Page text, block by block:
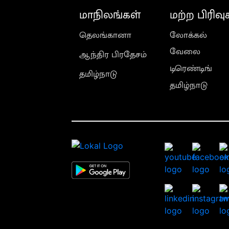
மாநிலங்கள்
தெலங்கானா
ஆந்திர பிரதேசம்
தமிழ்நாடு
மற்ற
லோக்கல்
வேலை
டிரெண்டிங்
தமிழ்நாடு